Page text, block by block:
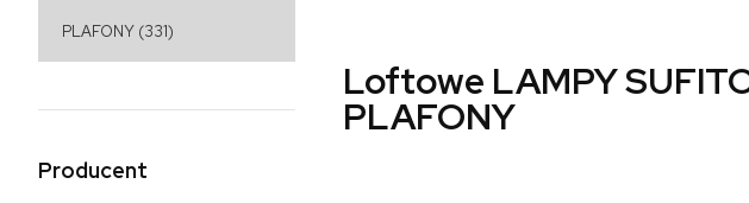
PLAFONY (331)
Producent
Loftowe LAMPY
PLAFONY